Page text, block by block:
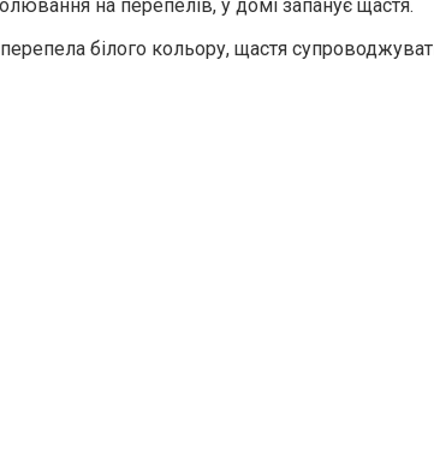
на перепелів, у домі запанує щастя.
білого кольору, щастя